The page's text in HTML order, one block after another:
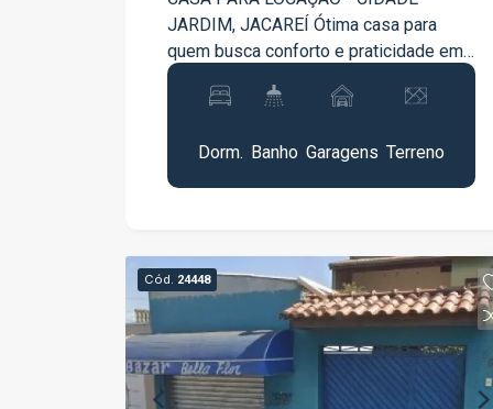
JARDIM, JACAREÍ Ótima casa para
quem busca conforto e praticidade em
um bairro tranquilo. O imóvel conta com:
2 dormitórios, sendo 1 suíte Sala ampla
social Quintal Cômodo nos fundos para
armazenamento Ideal para o dia a dia,
Dorm. Banho Garagens Terreno
Cód. 24448